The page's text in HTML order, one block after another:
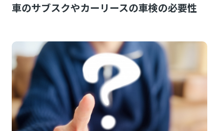
車のサブスクやカーリースの車検の必要性